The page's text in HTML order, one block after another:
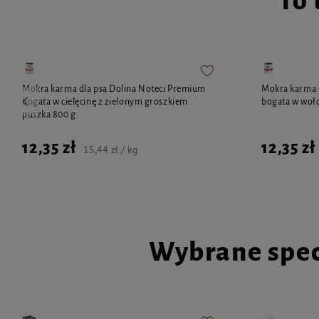
OPAKOWANIE
Opakowanie zawiera 80 tabletek.
1 tabletka - 8 g
Mokra karma dla psa Dolina Noteci Premium
bogata w cielęcinę z zielonym groszkiem
puszka 800 g
12,35 zł 15,44 zł / kg
Mokra karma
bogata w
12,35 zł
Wybrane